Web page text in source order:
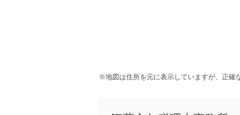
※地図は住所を元に表示していますが、正確